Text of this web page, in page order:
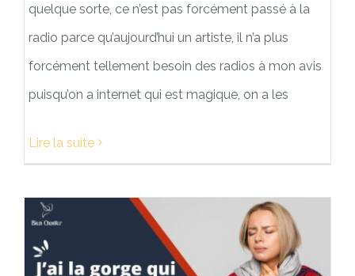
quelque sorte, ce n’est pas forcément passé à la
radio parce qu’aujourd’hui un artiste, il n’a plus
forcément tellement besoin des radios à mon avis
puisqu’on a internet qui est magique, on a les
Lire la suite